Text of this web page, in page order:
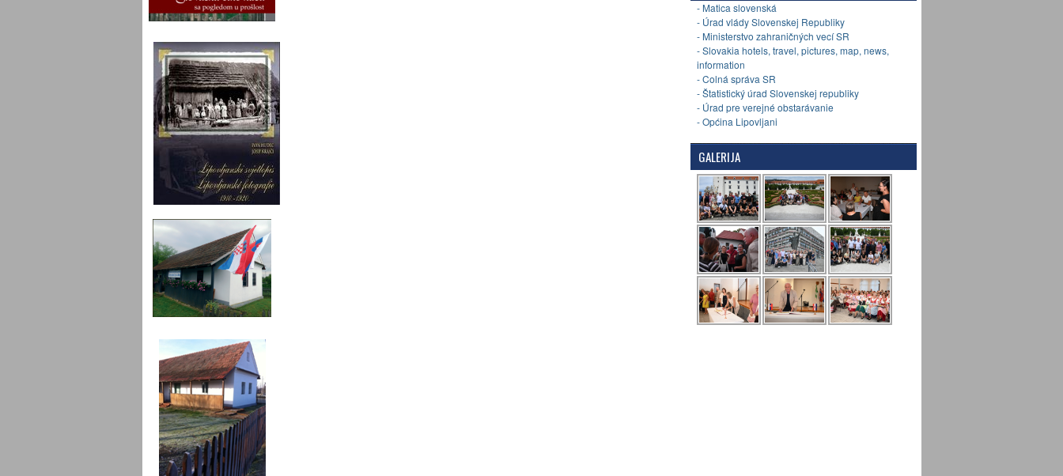
- Matica slovenská
- Úrad vlády Slovenskej Republiky
- Ministerstvo zahraničných vecí SR
- Slovakia hotels, travel, pictures, map, news,
information
- Colná správa SR
- Štatistický úrad Slovenskej republiky
- Úrad pre verejné obstarávanie
- Općina Lipovljani
GALERIJA